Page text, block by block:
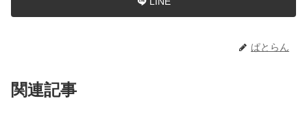
ぱとらん
関連記事